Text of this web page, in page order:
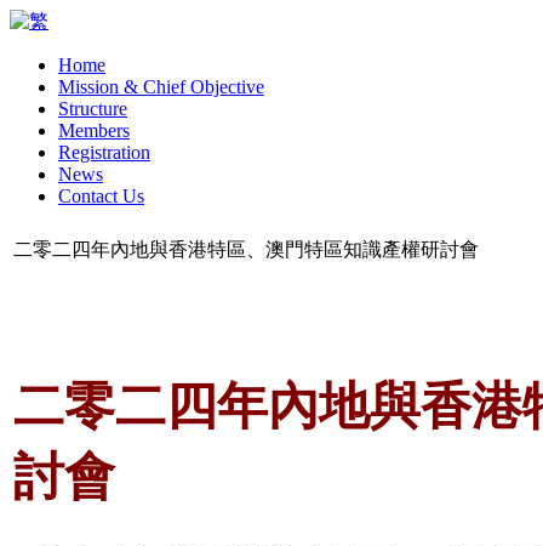
Home
Mission & Chief Objective
Structure
Members
Registration
News
Contact Us
二零二四年內地與香港特區、澳門特區知識產權研討會
二零二四年內地與香
討會